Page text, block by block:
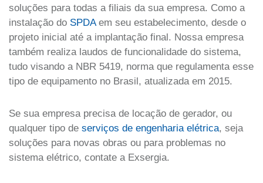
soluções para todas a filiais da sua empresa. Como a
instalação do SPDAem seu estabelecimento, desde o
projeto inicial até a implantação final. Nossa empresa
também realiza laudos de funcionalidade do sistema,
tudo visando a NBR 5419, norma que regulamenta esse
tipo de equipamento no Brasil, atualizada em 2015.
Se sua empresa precisa de locação de gerador, ou
qualquer tipo de serviços de engenharia elétrica, seja
soluções para novas obras ou para problemas no
sistema elétrico, contate a Exsergia.